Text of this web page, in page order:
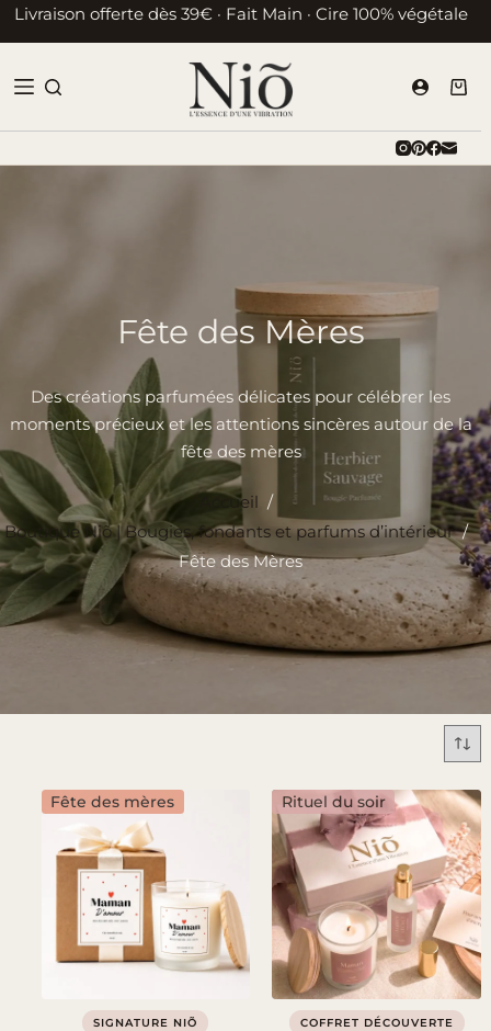
Passer
au
Livraison offerte dès 39€ · Fait Main · Cire 100% végétale
Fête des Mères
Des créations parfumées délicates pour célébrer les
moments précieux et les attentions sincères autour de la
fête des mères
Accueil /
Boutique Niõ | Bougies, fondants et parfums d’intérieur /
Fête des Mères
Fête des mères
SIGNATURE NIÕ
Rituel du soir
COFFRET DÉCOUVERTE